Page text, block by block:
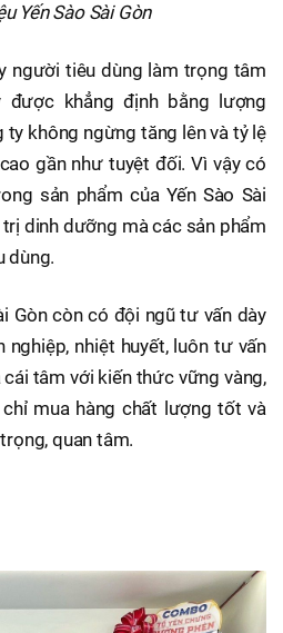
Yến Sào Sài Gòn
người tiêu dùng làm trọng tâm
được khẳng định bằng lượng
ty không ngừng tăng lên và tỷ lệ
gần như tuyệt đối. Vì vậy có
sản phẩm của Yến Sào Sài
dinh dưỡng mà các sản phẩm
dùng.
Gòn còn có đội ngũ tư vấn dày
nghiệp, nhiệt huyết, luôn tư vấn
tâm với kiến thức vững vàng,
mua hàng chất lượng tốt và
quan tâm.